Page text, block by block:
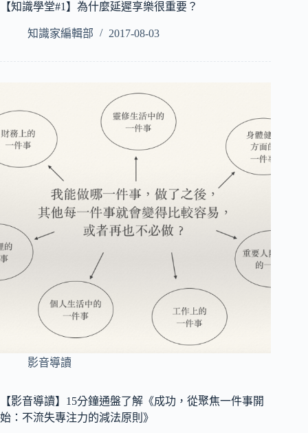
【知識學堂#1】為什麼延遲享樂很重要？
知識家編輯部 2017-08-03
影音導讀
【影音導讀】15分鐘通盤了解《成功，從聚焦一件事開
始：不流失專注力的減法原則》